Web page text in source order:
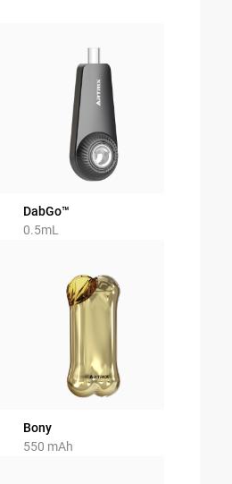
DabGo™
0.5mL
Bony
550 mAh